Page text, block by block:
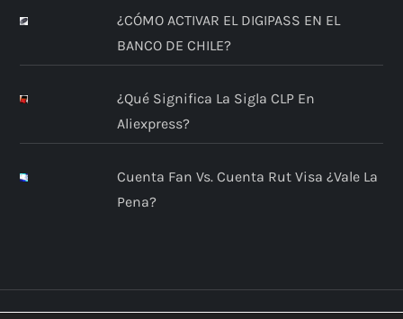
¿CÓMO ACTIVAR EL DIGIPASS EN EL
BANCO DE CHILE?
¿Qué Significa La Sigla CLP En
Aliexpress?
Cuenta Fan Vs. Cuenta Rut Visa ¿Vale La
Pena?